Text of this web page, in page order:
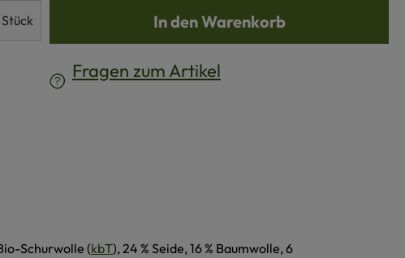
Gib den gewünschten Wert ein oder
Stück In den Warenkorb
Fragen zum Artikel
Schurwolle (kbT), 24 % Seide, 16 % Baumwolle, 6